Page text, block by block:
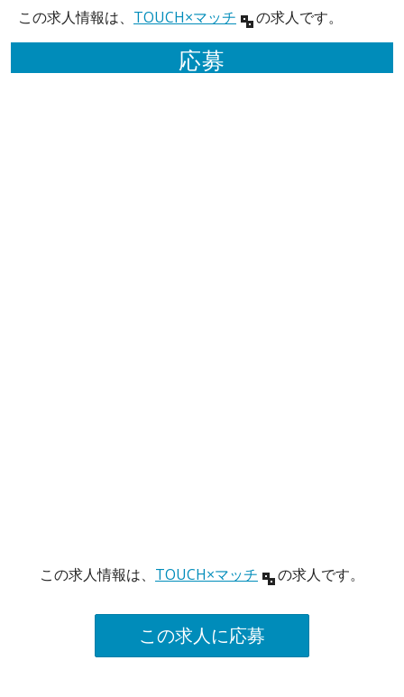
この求人情報は、 TOUCH×マッチ の求人です。
応募
この求人情報は、 TOUCH×マッチ の求人です。
この求人に応募